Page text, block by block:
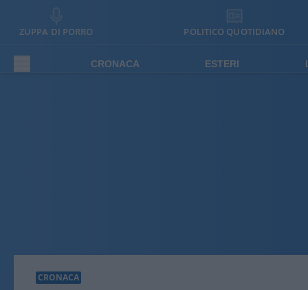
ZUPPA DI PORRO POLITICO QUOTIDIANO
CRONACA ESTERI
CRONACA